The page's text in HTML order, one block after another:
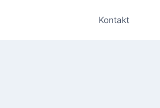
Kontakt